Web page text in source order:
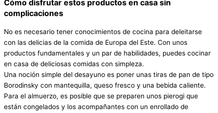
Cómo disfrutar estos productos en casa sin
complicaciones
No es necesario tener conocimientos de cocina para deleitarse
con las delicias de la comida de Europa del Este. Con unos
productos fundamentales y un par de habilidades, puedes cocinar
en casa de deliciosas comidas con simpleza.
Una noción simple del desayuno es poner unas tiras de pan de tipo
Borodinsky con mantequilla, queso fresco y una bebida caliente.
Para el almuerzo, es posible que se preparen unos pierogi que
están congelados y los acompañantes con un enrollado de